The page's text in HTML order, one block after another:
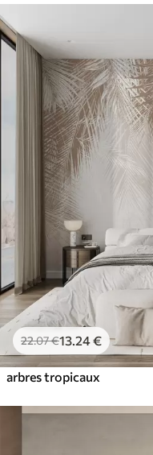
22.07€13.24€
arbres tropicaux